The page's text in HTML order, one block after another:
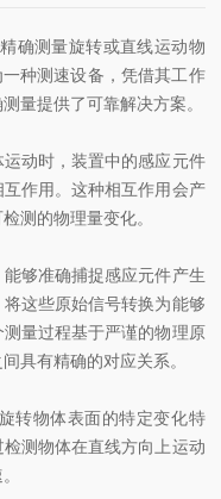
测量旋转或直线运动物
一种测速设备，凭借其工作
量提供了可靠解决方案。
动时，装置中的感应元件
作用。这种相互作用会产
测的物理量变化。
够准确捕捉感应元件产生
这些原始信号转换为能够
量过程基于严谨的物理原
具有精确的对应关系。
物体表面的特定变化特
测物体在直线方向上运动